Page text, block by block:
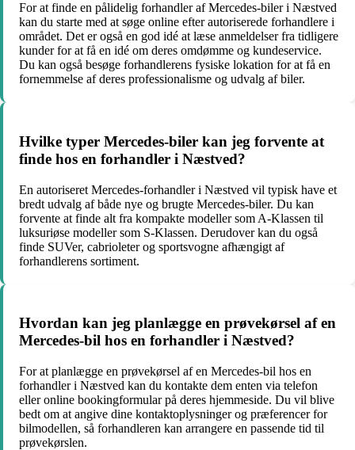
For at finde en pålidelig forhandler af Mercedes-biler i Næstved
kan du starte med at søge online efter autoriserede forhandlere i
området. Det er også en god idé at læse anmeldelser fra tidligere
kunder for at få en idé om deres omdømme og kundeservice.
Du kan også besøge forhandlerens fysiske lokation for at få en
fornemmelse af deres professionalisme og udvalg af biler.
Hvilke typer Mercedes-biler kan jeg forvente at
finde hos en forhandler i Næstved?
En autoriseret Mercedes-forhandler i Næstved vil typisk have et
bredt udvalg af både nye og brugte Mercedes-biler. Du kan
forvente at finde alt fra kompakte modeller som A-Klassen til
luksuriøse modeller som S-Klassen. Derudover kan du også
finde SUVer, cabrioleter og sportsvogne afhængigt af
forhandlerens sortiment.
Hvordan kan jeg planlægge en prøvekørsel af en
Mercedes-bil hos en forhandler i Næstved?
For at planlægge en prøvekørsel af en Mercedes-bil hos en
forhandler i Næstved kan du kontakte dem enten via telefon
eller online bookingformular på deres hjemmeside. Du vil blive
bedt om at angive dine kontaktoplysninger og præferencer for
bilmodellen, så forhandleren kan arrangere en passende tid til
prøvekørslen.